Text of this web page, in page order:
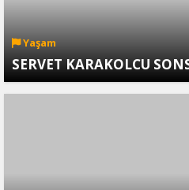
Yaşam
SERVET KARAKOLCU